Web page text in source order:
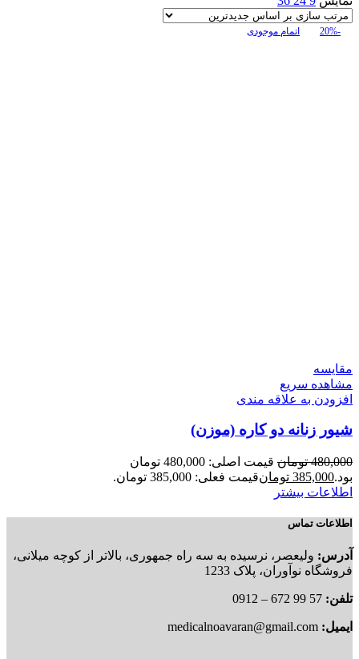
-20% اتمام موجودی
مقایسه
مشاهده سریع
افزودن به علاقه مندی
شیور زنانه دو کاره (موزن)
480,000 تومان
قیمت اصلی: 480,000 تومان
بود.385,000 تومانقیمت فعلی: 385,000 تومان.
اطلاعات بیشتر
اطلاعات تماس
آدرس: ولیعصر، نرسیده به سه راه جمهوری، بالاتر از کوچه میلانی،
فروشگاه نوآوران، پلاک 1233
تلفن: 57 99 672 – 0912
ایمیل: